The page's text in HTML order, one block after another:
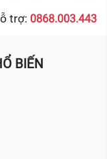
trợ: 0868.003.443
BIẾN